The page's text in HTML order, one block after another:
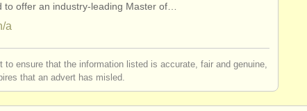
to offer an industry-leading Master of…
a
ensure that the information listed is accurate, fair and genuine,
that an advert has misled.